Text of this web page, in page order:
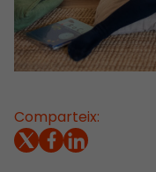
Comparteix: